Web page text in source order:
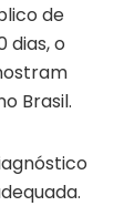
de
dias, o
Brasil.